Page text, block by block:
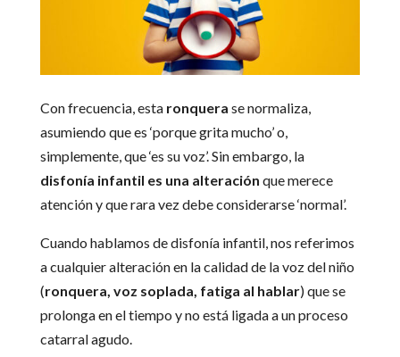
Con frecuencia, esta ronquera se normaliza,
asumiendo que es ‘porque grita mucho’ o,
simplemente, que ‘es su voz’. Sin embargo, la
disfonía infantil es una alteración que merece
atención y que rara vez debe considerarse ‘normal’.
Cuando hablamos de disfonía infantil, nos referimos
a cualquier alteración en la calidad de la voz del niño
(ronquera, voz soplada, fatiga al hablar) que se
prolonga en el tiempo y no está ligada a un proceso
catarral agudo.